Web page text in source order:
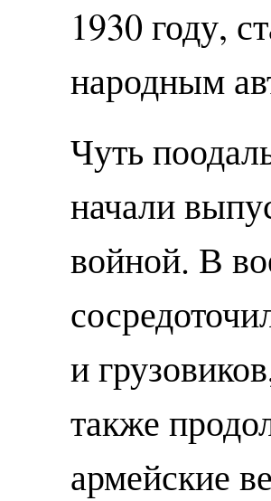
1930 году,
народным
Чуть
начали
войной. В
и
также
армейские